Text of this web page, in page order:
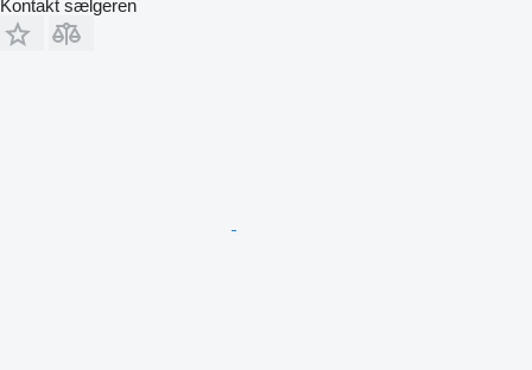
Kontakt sælgeren